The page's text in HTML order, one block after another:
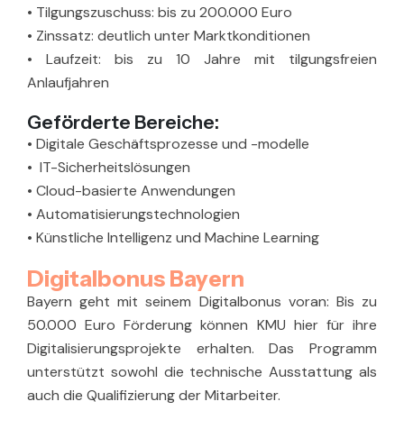
• Tilgungszuschuss: bis zu 200.000 Euro
• Zinssatz: deutlich unter Marktkonditionen
• Laufzeit: bis zu 10 Jahre mit tilgungsfreien
Anlaufjahren
Geförderte Bereiche:
• Digitale Geschäftsprozesse und -modelle
• IT-Sicherheitslösungen
• Cloud-basierte Anwendungen
• Automatisierungstechnologien
• Künstliche Intelligenz und Machine Learning
Digitalbonus Bayern
Bayern geht mit seinem Digitalbonus voran: Bis zu
50.000 Euro Förderung können KMU hier für ihre
Digitalisierungsprojekte erhalten. Das Programm
unterstützt sowohl die technische Ausstattung als
auch die Qualifizierung der Mitarbeiter.